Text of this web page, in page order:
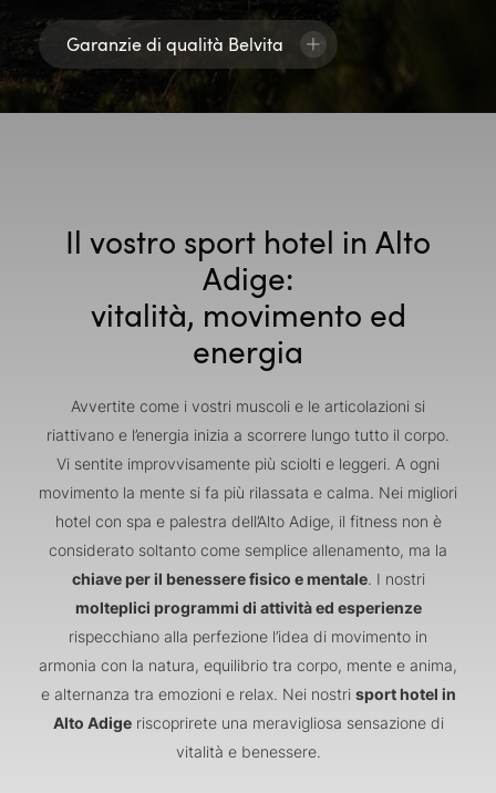
Garanzie di qualità Belvita
Il vostro sport hotel in Alto
Adige:
vitalità, movimento ed
energia
Avvertite come i vostri muscoli e le articolazioni si
riattivano e l’energia inizia a scorrere lungo tutto il corpo.
Vi sentite improvvisamente più sciolti e leggeri. A ogni
movimento la mente si fa più rilassata e calma. Nei migliori
hotel con spa e palestra dell’Alto Adige, il fitness non è
considerato soltanto come semplice allenamento, ma la
chiave per il benessere fisico e mentale. I nostri
molteplici programmi di attività ed esperienze
rispecchiano alla perfezione l’idea di movimento in
armonia con la natura, equilibrio tra corpo, mente e anima,
e alternanza tra emozioni e relax. Nei nostri sport hotel in
Alto Adigeriscoprirete una meravigliosa sensazione di
vitalità e benessere.